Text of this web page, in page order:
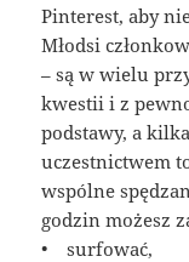
Pinterest, aby
Młodsi
– są w wielu
kwestii i z
podstawy, a
uczestnictwem
wspólne
godzin możesz
• surfować,